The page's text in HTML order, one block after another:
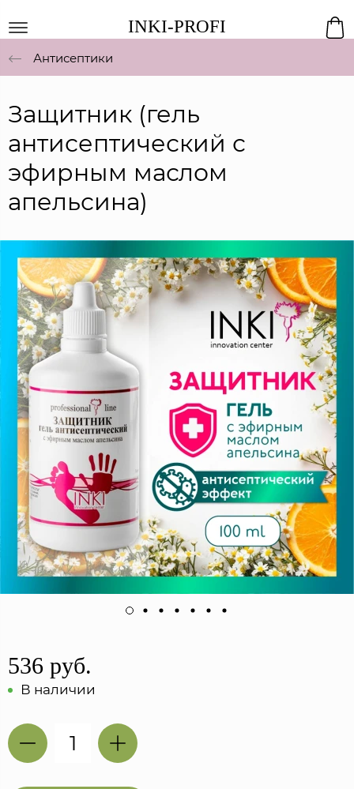
INKI-PROFI
Антисептики
Защитник (гель
антисептический с
эфирным маслом
апельсина)
536 руб.
В наличии